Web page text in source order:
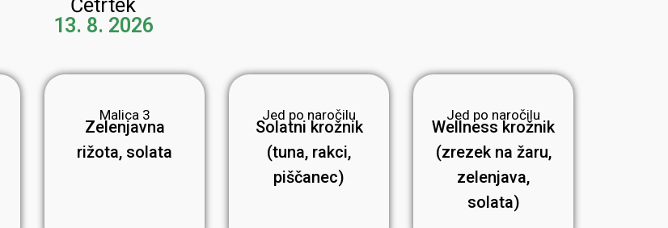
Četrtek
13. 8. 2026
Malica 3
Zelenjavna
rižota, solata
Jed po naročilu
Solatni krožnik
(tuna, rakci,
piščanec)
Jed po naročilu
Wellness krožnik
(zrezek na žaru,
zelenjava,
solata)